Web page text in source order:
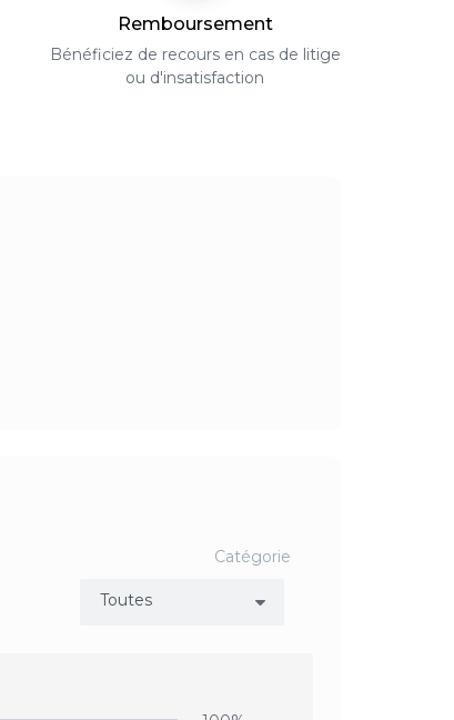
Remboursement
Bénéficiez de recours en cas de litige
ou d'insatisfaction
Catégorie